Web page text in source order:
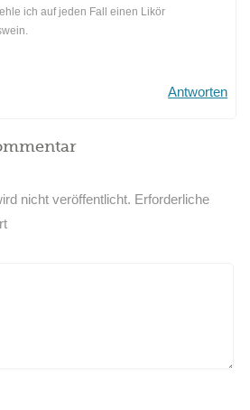
ich auf jeden Fall einen Likör
Antworten
nicht veröffentlicht. Erforderliche